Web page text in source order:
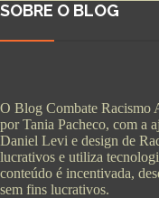
SOBRE O BLOG
O Blog Combate Racismo
por Tania Pacheco, com a
Daniel Levi e design de
lucrativos e utiliza
conteúdo é incentivada,
sem fins lucrativos.